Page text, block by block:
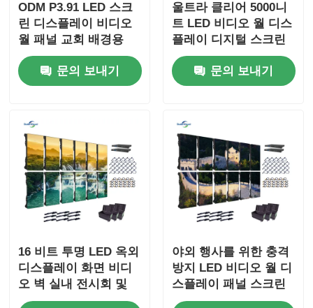
ODM P3.91 LED 스크
린 디스플레이 비디오
월 패널 교회 배경용
800W
문의 보내기
울트라 클리어 5000니
트 LED 비디오 월 디스
플레이 디지털 스크린
P2.9 P3.9 쇼핑몰용
문의 보내기
16 비트 투명 LED 옥외
디스플레이 화면 비디
오 벽 실내 전시회 및
쇼용
야외 행사를 위한 충격
방지 LED 비디오 월 디
스플레이 패널 스크린
110V 1000nits